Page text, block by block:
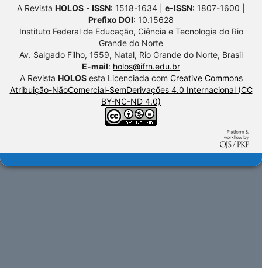
A Revista HOLOS - ISSN: 1518-1634 | e-ISSN: 1807-1600 |
Prefixo DOI: 10.15628
Instituto Federal de Educação, Ciência e Tecnologia do Rio
Grande do Norte
Av. Salgado Filho, 1559, Natal, Rio Grande do Norte, Brasil
E-mail: holos@ifrn.edu.br
A Revista HOLOSesta Licenciada com Creative Commons
Atribuição-NãoComercial-SemDerivações 4.0 Internacional (CC
BY-NC-ND 4.0)